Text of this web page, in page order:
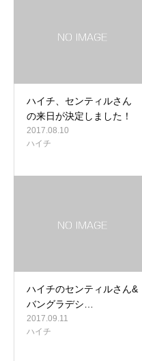
ハイチ、センティルさん
の来日が決定しました！
2017.08.10
ハイチ
ハイチのセンティルさん&
バングラデシ…
2017.09.11
ハイチ